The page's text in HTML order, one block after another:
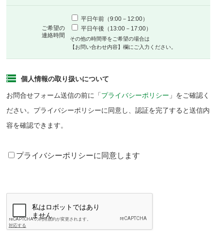
ご希望の
連絡時間
平日午前（9:00－12:00）
平日午後（13:00－17:00）
その他の時間帯をご希望の場合は
【お問い合わせ内容】欄にご入力ください。
個人情報の取り扱いについて
お問合せフォーム送信の前に「プライバシーポリシー 」をご確認く
ださい。プライバシーポリシーに同意し、認証を完了すると送信内
容を確認できます。
プライバシーポリシーに同意します